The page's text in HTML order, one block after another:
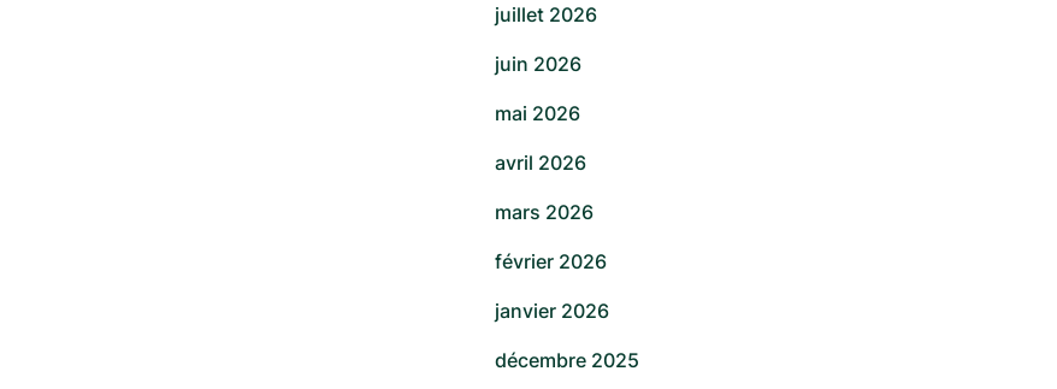
juillet 2026
juin 2026
mai 2026
avril 2026
mars 2026
février 2026
janvier 2026
décembre 2025